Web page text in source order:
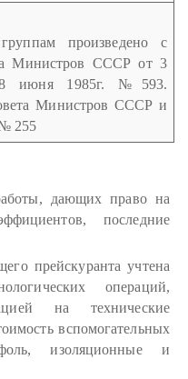
произведено с
Министров СССР от 3
июня 1985г. №593.
Министров СССР и
255
дающих право на
последние
прейскуранта учтена
операций,
на технические
вспомогательных
изоляционные и